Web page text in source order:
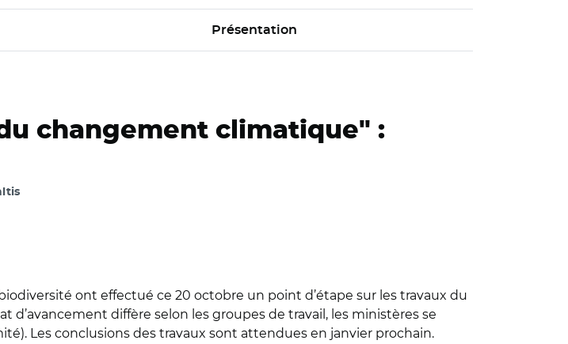
Présentation
changement climatique" :
ont effectué ce 20 octobre un point d’étape sur les travaux du
d’avancement diffère selon les groupes de travail, les ministères se
Les conclusions des travaux sont attendues en janvier prochain.